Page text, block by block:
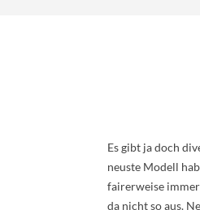
Es gibt ja doch
neuste Modell
fairerweise
da nicht so aus.